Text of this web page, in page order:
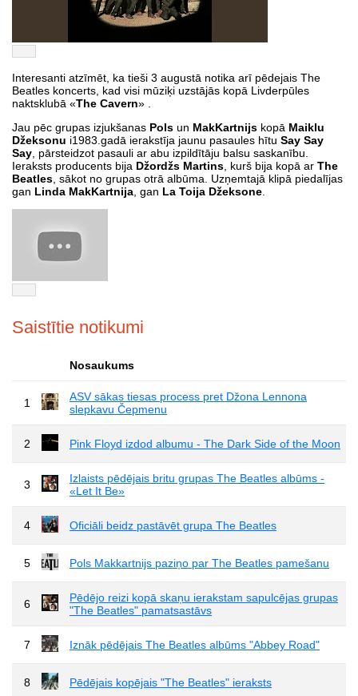
Interesanti atzīmēt, ka tieši 3 augustā notika arī pēdejais The
Beatles koncerts, kad visi mūziķi uzstājās kopā Livderpūles
naktsklubā «The Cavern» .
Jau pēc grupas izjukšanas Pols un MakKartnijs kopā Maiklu
Džeksonu i1983.gadā ierakstīja jaunu pasaules hītu Say Say
Say , pārsteidzot pasauli ar abu izpildītāju balsu saskanību.
Ieraksts producents bija Džordžs Martins , kurš bija kopā ar The
Beatles , sākot no grupas otrā albūma. Uzņemtajā klipā piedalījas
gan Linda MakKartnija , gan La Toija Džeksone
Saistītie notikumi
Nosaukums
1
ASV sākas tiesas process pret Džona Lennona
slepkavu Čepmenu
2 Pink Floyd izdod albumu - The Dark Side of the Moon
3
Izlaists pēdējais britu grupas The Beatles albūms -
«Let It Be»
4 Oficiāli beidz pastāvēt grupa The Beatles
5 Pols Makkartnijs paziņo par The Beatles pamešanu
6
Pēdējo reizi kopā skaņu ierakstam sapulcējas grupas
"The Beatles" pamatsastāvs
7 Iznāk pēdējais The Beatles albūms "Abbey Road"
8 Pēdējais kopējais "The Beatles" ieraksts